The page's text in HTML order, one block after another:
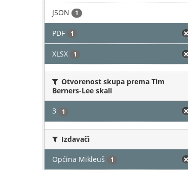
JSON 1
PDF 1
XLSX 1
Otvorenost skupa prema Tim
Berners-Lee skali
3 1
Izdavači
Općina Mikleuš 1